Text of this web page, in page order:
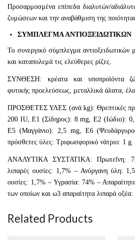
Προσαρμοσμένα επίπεδα διαλυτών/
ζυμώσεων και την αναβάθμιση της
ΣΥΜΠΛΕΓΜΑ ΑΝΤΙΟΞΕΙΔΩΤΙΚΩΝ
Το συνεργικό σύμπλεγμα αντιοξειδωτικών
και καταπολεμά τις ελεύθερες ρίζες.
ΣΥΝΘΕΣΗ: κρέατα και υποπροϊόντα
φυτικής προελεύσεως, μεταλλικά άλατα,
ΠΡΟΣΘΕΤΕΣ ΥΛΕΣ (ανά kg): Θρεπτικές
200 IU, E1 (Σίδηρος): 8 mg, E2 (Ιώδιο):
E5 (Μαγγάνιο): 2,5 mg, E6
πρόσθετες ύλες: Τριφωσφορικό νάτριο: 1 g.
ΑΝΑΛΥΤΙΚΑ ΣΥΣΤΑΤΙΚΑ: Πρωτεΐνη:
λιπαρές ουσίες: 1,7% – Ανόργανη ύλη:
ουσίες: 1,7% – Υγρασία: 74% –
των οποίων και ω3 απαραίτητα λιπαρά
Related Products